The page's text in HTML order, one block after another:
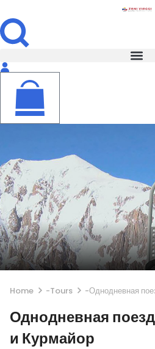
Home -Tours -Однодневная
Однодневная
и Курмайор